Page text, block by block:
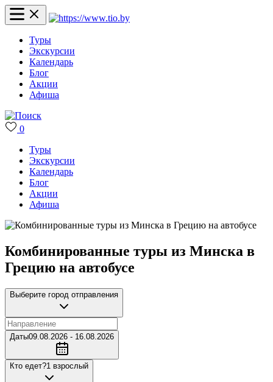
Туры
Экскурсии
Календарь
Блог
Акции
Афиша
0
Туры
Экскурсии
Календарь
Блог
Акции
Афиша
Комбинированные туры из Минска в
Грецию на автобусе
Выберите город отправления
Даты09.08.2026 - 16.08.2026
Кто едет?1 взрослый